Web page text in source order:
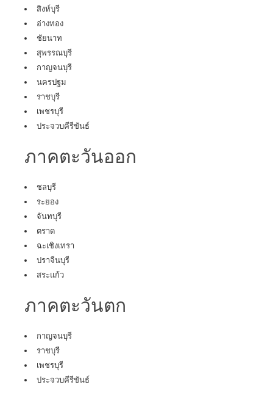
สิงห์บุรี
อ่างทอง
ชัยนาท
สุพรรณบุรี
กาญจนบุรี
นครปฐม
ราชบุรี
เพชรบุรี
ประจวบคีรีขันธ์
ภาคตะวันออก
ชลบุรี
ระยอง
จันทบุรี
ตราด
ฉะเชิงเทรา
ปราจีนบุรี
สระแก้ว
ภาคตะวันตก
กาญจนบุรี
ราชบุรี
เพชรบุรี
ประจวบคีรีขันธ์